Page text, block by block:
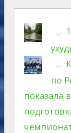
по
показала